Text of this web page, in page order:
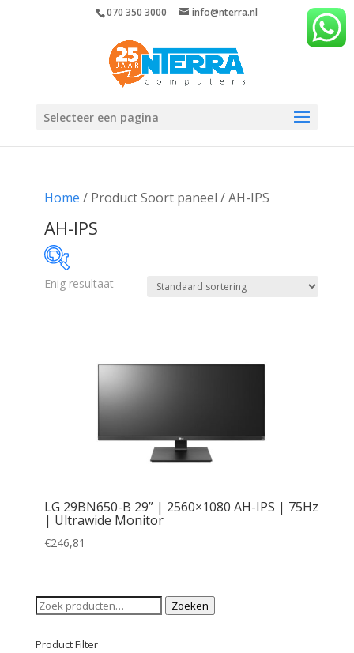
070 350 3000 info@nterra.nl
Selecteer een pagina
Home / Product Soort paneel / AH-IPS
AH-IPS
Enig resultaat
LG 29BN650-B 29” | 2560×1080 AH-IPS | 75Hz
| Ultrawide Monitor
€246,81
Zoeken
naar:
Zoeken
Product Filter